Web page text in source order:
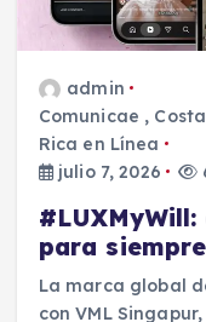
admin
Comunicae ,
Rica en Línea
julio 7, 2026
para siempre
La marca global
con VML